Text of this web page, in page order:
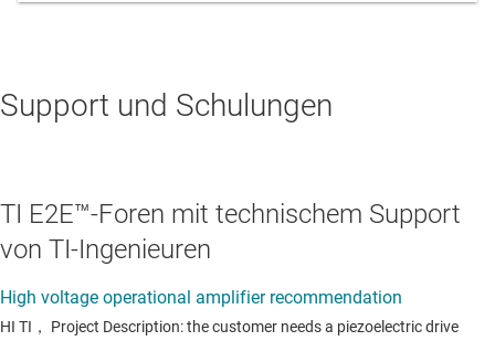
Support und Schulungen
TI E2E™-Foren mit technischem Support
von TI-Ingenieuren